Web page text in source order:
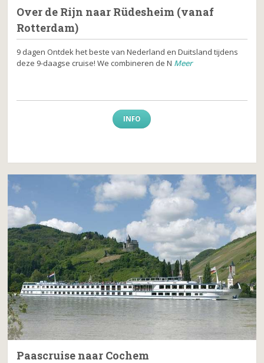
Over de Rijn naar Rüdesheim (vanaf
Rotterdam)
9 dagen Ontdek het beste van Nederland en Duitsland tijdens
deze 9-daagse cruise! We combineren de N Meer
INFO
Paascruise naar Cochem